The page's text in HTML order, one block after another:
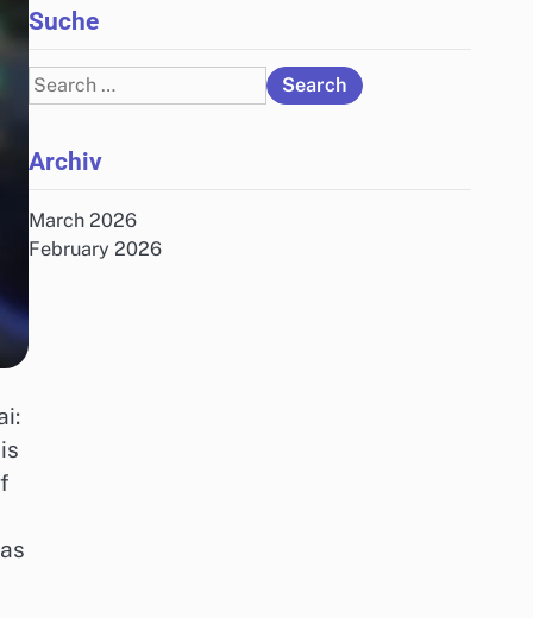
Suche
Search
for:
Archiv
March 2026
February 2026